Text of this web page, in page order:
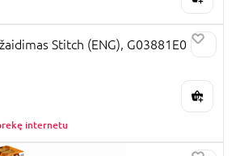
Stitch (ENG), G03881E0
internetu